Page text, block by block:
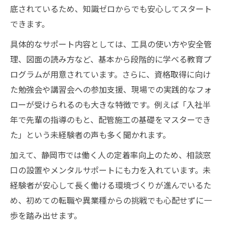
底されているため、知識ゼロからでも安心してスタート
できます。
具体的なサポート内容としては、工具の使い方や安全管
理、図面の読み方など、基本から段階的に学べる教育プ
ログラムが用意されています。さらに、資格取得に向け
た勉強会や講習会への参加支援、現場での実践的なフォ
ローが受けられるのも大きな特徴です。例えば「入社半
年で先輩の指導のもと、配管施工の基礎をマスターでき
た」という未経験者の声も多く聞かれます。
加えて、静岡市では働く人の定着率向上のため、相談窓
口の設置やメンタルサポートにも力を入れています。未
経験者が安心して長く働ける環境づくりが進んでいるた
め、初めての転職や異業種からの挑戦でも心配せずに一
歩を踏み出せます。